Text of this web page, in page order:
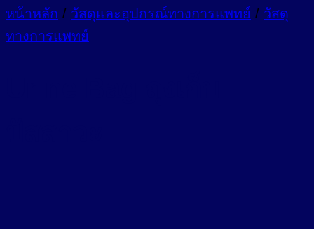
หน้าหลัก / วัสดุและอุปกรณ์ทางการแพทย์ / วัสดุ
ทางการแพทย์